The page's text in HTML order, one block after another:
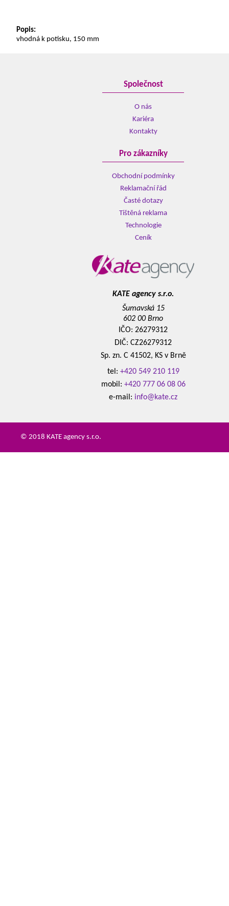
Popis:
vhodná k potisku, 150 mm
Společnost
O nás
Kariéra
Kontakty
Pro zákazníky
Obchodní podmínky
Reklamační řád
Časté dotazy
Tištěná reklama
Technologie
Ceník
KATE agency s.r.o.
Šumavská 15
602 00 Brno
IČO: 26279312
DIČ: CZ26279312
Sp. zn. C 41502, KS v Brně
tel: +420 549 210 119
mobil: +420 777 06 08 06
e-mail: info@kate.cz
© 2018 KATE agency s.r.o.